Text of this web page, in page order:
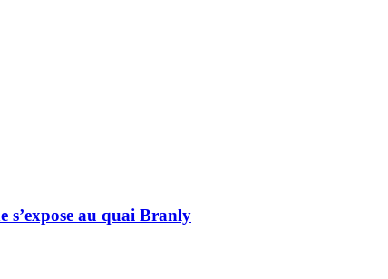
s’expose au quai Branly